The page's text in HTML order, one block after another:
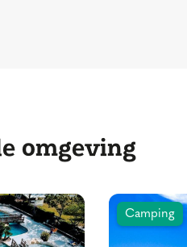
omgeving
Camping